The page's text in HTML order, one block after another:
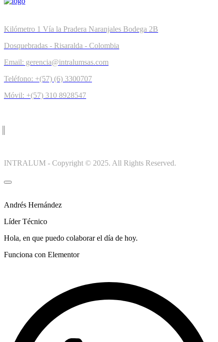
Kilómetro 1 Vía la Pradera Naranjales Bodega 2B
Dosquebradas - Risaralda - Colombia
Email: gerencia@intralumsas.com
Teléfono: +(57) (6) 3300707
Móvil: +(57) 310 8928547
INTRALUM - Copyright © 2025. All Rights Reserved.
Andrés Hernández
Líder Técnico
Hola, en que puedo colaborar el día de hoy.
Funciona con Elementor